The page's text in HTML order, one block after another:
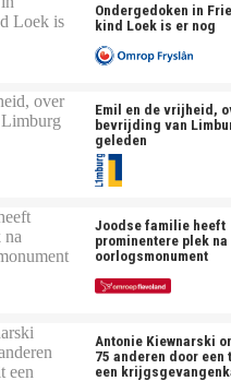
Ondergedoken in
kind Loek is er nog
Emil en de vrijheid,
bevrijding van
geleden
Joodse familie heeft
prominentere plek
oorlogsmonument
Antonie Kiewnarski
75 anderen door een
een